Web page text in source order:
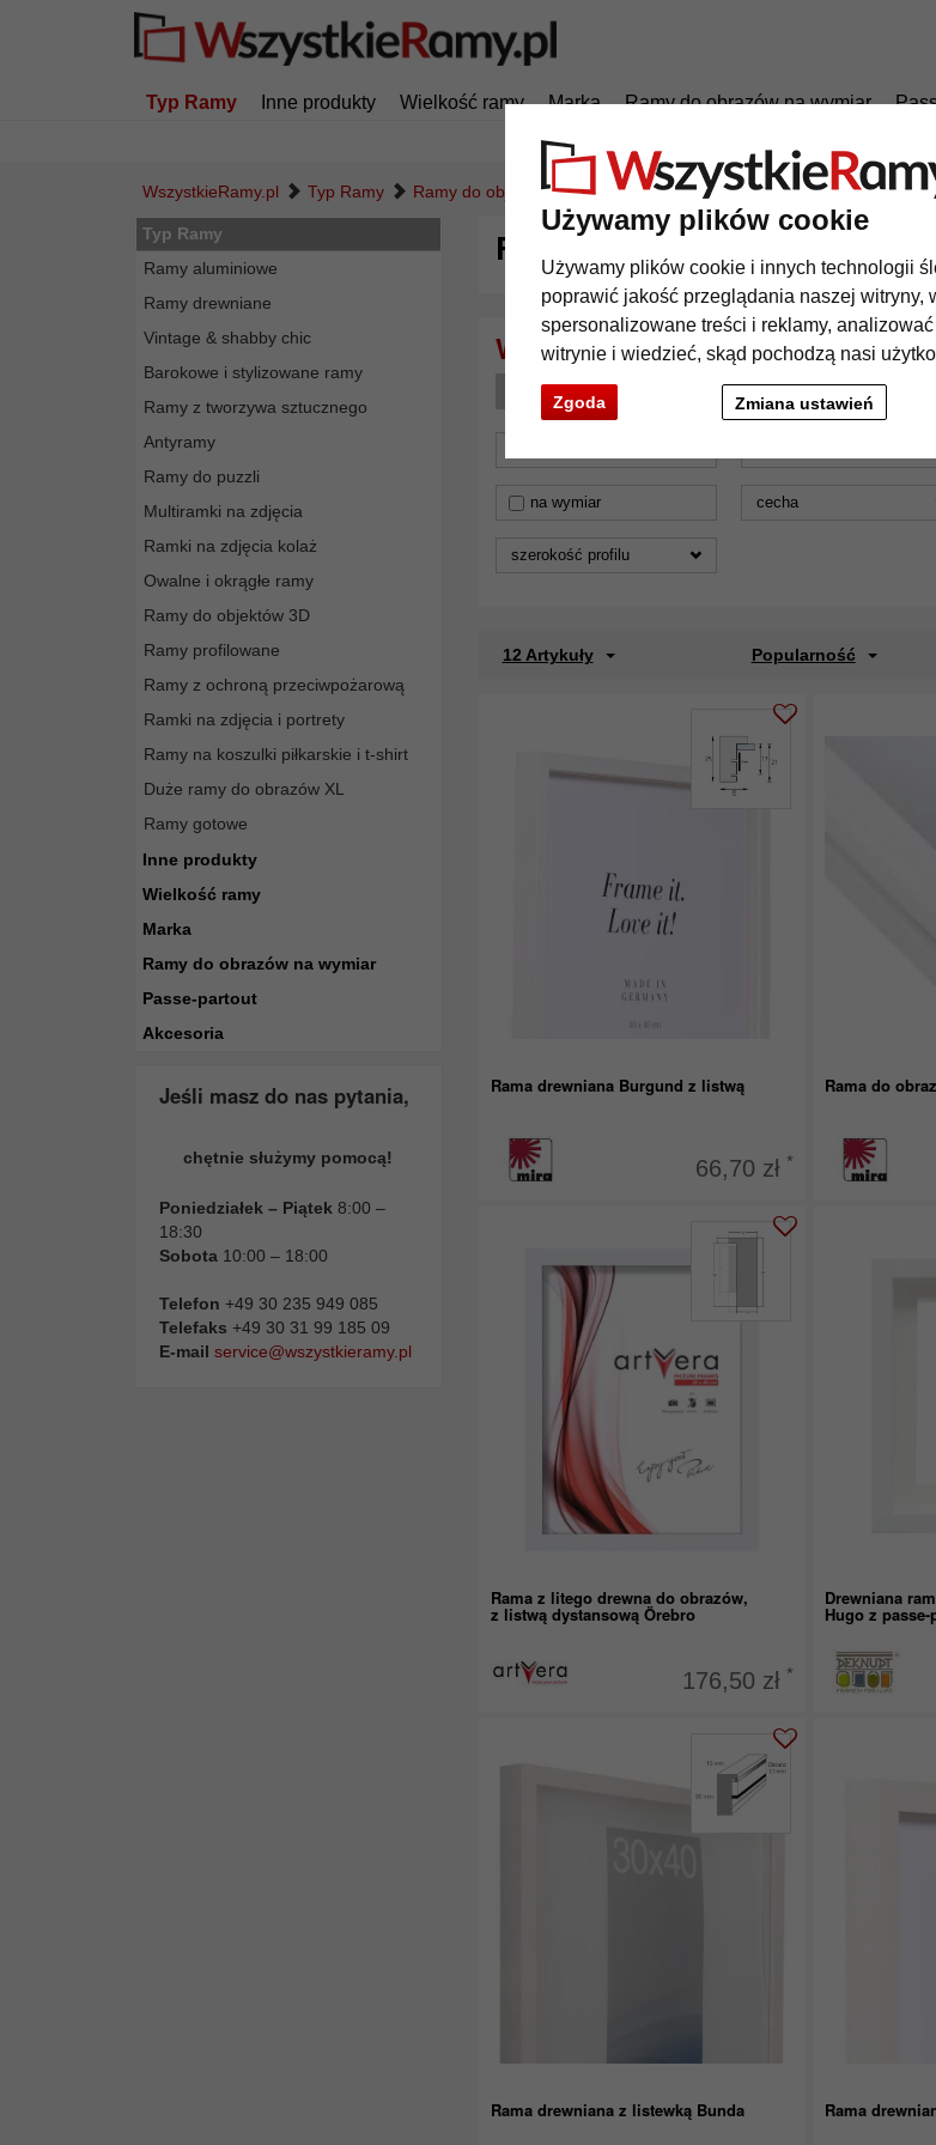
Używamy plików cookie
Używamy plików cookie i innych technologii
poprawić jakość przeglądania naszej witryny,
spersonalizowane treści i reklamy,
witrynie i wiedzieć, skąd pochodzą nasi
Zgoda Zmiana ustawień
Typ Ramy Inne produkty Wielkość ramy Marka Ramy do obrazów na wymiar
WszystkieRamy.pl Typ Ramy Ramy do objektów 3D filtr: kolor: biały
Typ Ramy
Ramy aluminiowe
Ramy drewniane
Vintage & shabby chic
Barokowe i stylizowane ramy
Ramy z tworzywa sztucznego
Antyramy
Ramy do puzzli
Multiramki na zdjęcia
Ramki na zdjęcia kolaż
Owalne i okrągłe ramy
Ramy do objektów 3D
Ramy profilowane
Ramy z ochroną przeciwpożarową
Ramki na zdjęcia i portrety
Ramy na koszulki piłkarskie i t-shirt
Duże ramy do obrazów XL
Ramy gotowe
Inne produkty
Wielkość ramy
Marka
Ramy do obrazów na wymiar
Passe-partout
Akcesoria
Jeśli masz do nas pytania,
chętnie służymy pomocą!
Poniedziałek – Piątek 8:00 –
18:30
Sobota 10:00 – 18:00
Telefon +49 30 235 949 085
Telefaks +49 30 31 99 185 09
E-mail service@wszystkieramy.pl
Ramy do objektów 3D
kolor: biały
na wymiar cecha
szerokość profilu
12 Artykuły Popularność
Rama drewniana Burgund z listwą
66,70 zł *
Rama do
Rama z litego drewna do obrazów,
z listwą dystansową Örebro
176,50 zł *
Drewniana
Hugo z
Rama drewniana z listewką Bunda Rama